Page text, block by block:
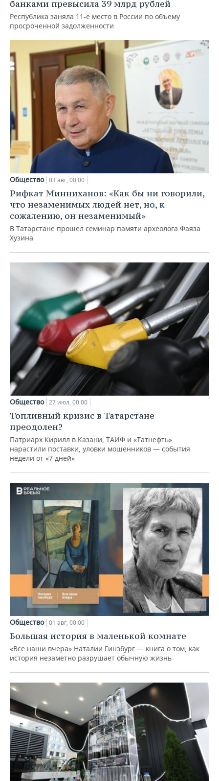
банками превысила 39 млрд рублей
Республика заняла 11-е место в России по объему
просроченной задолженности
Общество 03 авг, 00:00
Рифкат Минниханов: «Как бы ни говорили,
что незаменимых людей нет, но, к
сожалению, он незаменимый»
В Татарстане прошел семинар памяти археолога Фаяза
Хузина
Общество 27 июл, 00:00
Топливный кризис в Татарстане
преодолен?
Патриарх Кирилл в Казани, ТАИФ и «Татнефть»
нарастили поставки, уловки мошенников — события
недели от «7 дней»
Общество 01 авг, 00:00
Большая история в маленькой комнате
«Все наши вчера» Наталии Гинзбург — книга о том, как
история незаметно разрушает обычную жизнь